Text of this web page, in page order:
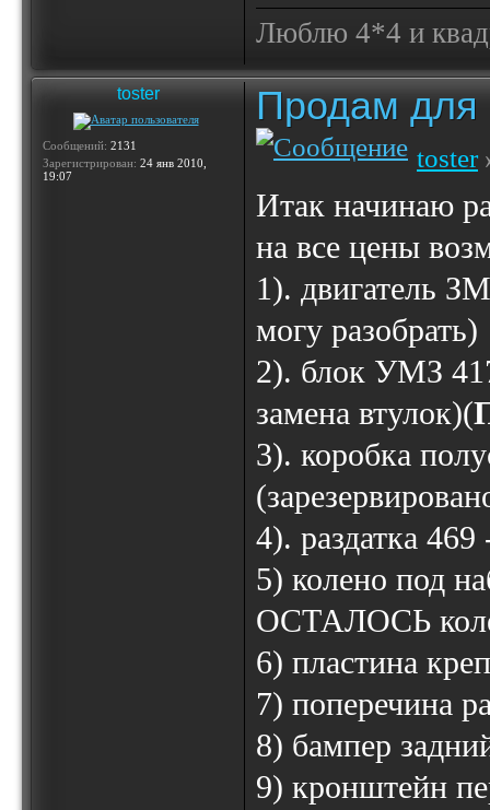
Люблю 4*4 и
toster
Сообщений: 2131
Зарегистрирован: 24 янв 2010,
19:07
Продам
toster
Итак начинаю
на все цены
1). двигатель
могу разобрать)
2). блок УМЗ
замена втулок)(
3). коробка
4). раздатка
5) колено под
ОСТАЛОСЬ
6) пластина
7) поперечина
8) бампер
9) кронштейн